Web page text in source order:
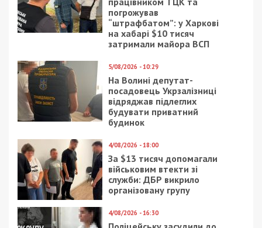
Читайте також
Предыдущая статья:
У Днепра появится свой МИД:
подробности
Следующая статья:
Нагорный Карабах: как развивается
конфликт и кто в этом заинтересован
СУСПІЛЬСТВО